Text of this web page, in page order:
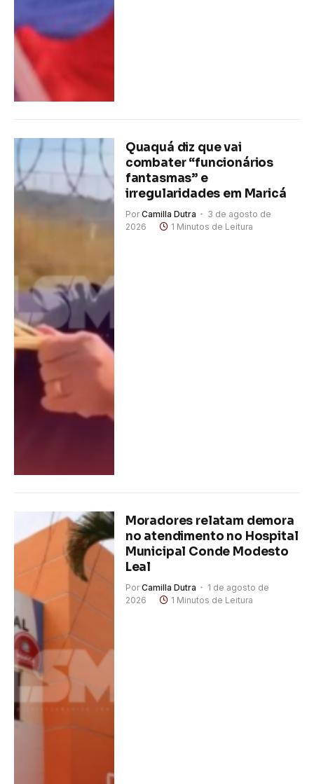
Quaquá diz que vai
combater “funcionários
fantasmas” e
irregularidades em Maricá
Por Camilla Dutra
3 de agosto de
2026
1 Minutos de Leitura
Moradores relatam demora
no atendimento no Hospital
Municipal Conde Modesto
Leal
Por Camilla Dutra
1 de agosto de
2026
1 Minutos de Leitura